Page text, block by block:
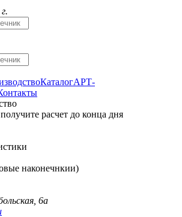
КаталогАРТ-
расчет до конца дня
наконечнкии)
6а